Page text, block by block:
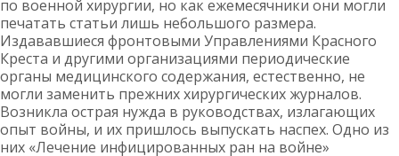
по военной хирургии, но как ежемесячники они могли
печатать статьи лишь небольшого размера.
Издававшиеся фронтовыми Управлениями Красного
Креста и другими организациями периодические
органы медицинского содержания, естественно, не
могли заменить прежних хирургических журналов.
Возникла острая нужда в руководствах, излагающих
опыт войны, и их пришлось выпускать наспех. Одно из
них «Лечение инфицированных ран на войне»